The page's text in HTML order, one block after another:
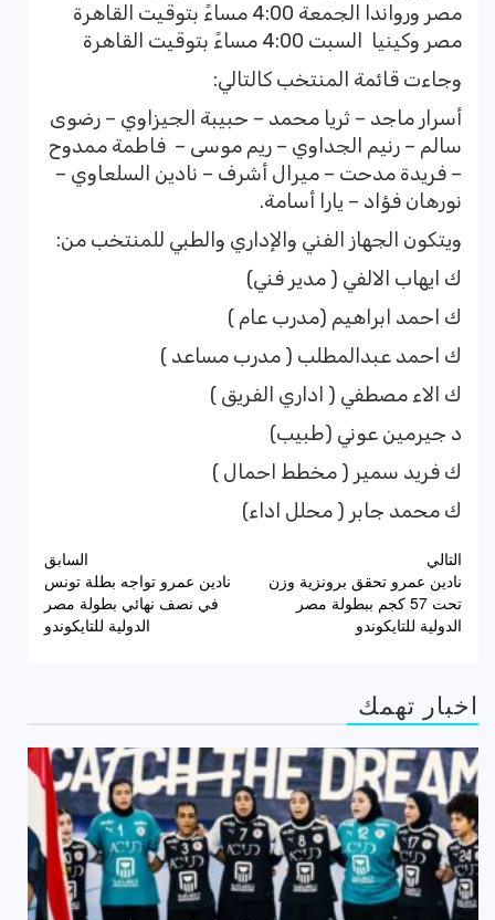
مصر ورواندا الجمعة 4:00 مساءً بتوقيت القاهرة
مصر وكينيا السبت 4:00 مساءً بتوقيت القاهرة
وجاءت قائمة المنتخب كالتالي:
أسرار ماجد – ثريا محمد – حبيبة الجيزاوي – رضوى
سالم – رنيم الجداوي – ريم موسى – فاطمة ممدوح
– فريدة مدحت – ميرال أشرف – نادين السلعاوي –
نورهان فؤاد – يارا أسامة.
ويتكون الجهاز الفني والإداري والطبي للمنتخب من:
ك ايهاب الالفي ( مدير فني)
ك احمد ابراهيم (مدرب عام )
ك احمد عبدالمطلب ( مدرب مساعد )
ك الاء مصطفي ( اداري الفريق )
د جيرمين عوني (طبيب)
ك فريد سمير ( مخطط احمال )
ك محمد جابر ( محلل اداء)
تصفّح
المقالات
السابق
نادين عمرو تواجه بطلة تونس
في نصف نهائي بطولة مصر
الدولية للتايكوندو
التالي
نادين عمرو تحقق برونزية وزن
تحت 57 كجم ببطولة مصر
الدولية للتايكوندو
اخبار تهمك